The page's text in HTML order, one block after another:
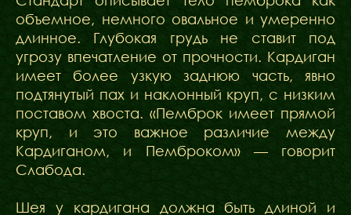
объемное, немного овальное и умеренно
длинное. Глубокая грудь не ставит под
угрозу впечатление от прочности. Кардиган
имеет более узкую заднюю часть, явно
подтянутый пах и наклонный круп, с низким
поставом хвоста. «Пемброк имеет прямой
круп, и это важное различие между
Кардиганом, и Пемброком» — говорит
Слабода.
Шея у кардигана должна быть длиной и